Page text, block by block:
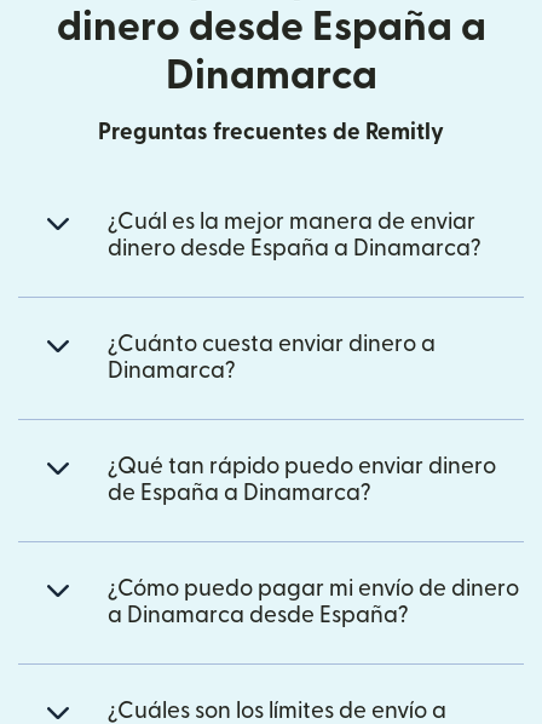
dinero desde España a
Dinamarca
Preguntas frecuentes de Remitly
¿Cuál es la mejor manera de enviar
dinero desde España a Dinamarca?
¿Cuánto cuesta enviar dinero a
Dinamarca?
¿Qué tan rápido puedo enviar dinero
de España a Dinamarca?
¿Cómo puedo pagar mi envío de dinero
a Dinamarca desde España?
¿Cuáles son los límites de envío a